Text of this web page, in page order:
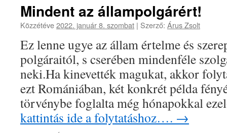
Mindent az állampolgárért!
Közzétéve2022. január 8. szombat | Szerző: Árus Zsolt
Ez lenne ugye az állam értelme és
polgáraitól, s cserében mindenféle
neki.Ha kinevették magukat, akkor
ezt Romániában, két konkrét példa
törvénybe foglalta még hónapokkal
kattintás ide a folytatáshoz…. →